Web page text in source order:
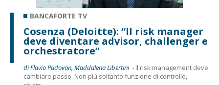
BANCAFORTE TV
Cosenza (Deloitte): “Il risk manager
deve diventare advisor, challenger e
orchestratore”
di Flavio Padovan, Maddalena Libertini - Il risk management deve
cambiare passo. Non più soltanto funzione di controllo,